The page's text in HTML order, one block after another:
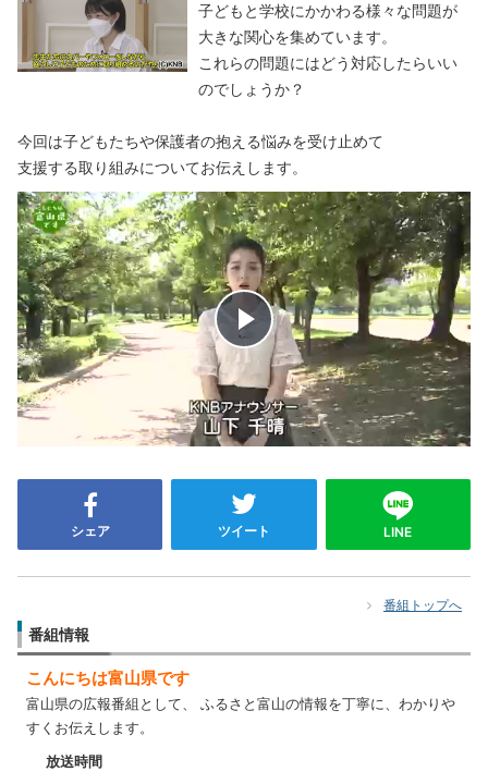
子どもと学校にかかわる様々な問題が
大きな関心を集めています。
これらの問題にはどう対応したらいい
のでしょうか？
今回は子どもたちや保護者の抱える悩みを受け止めて
支援する取り組みについてお伝えします。
シェア ツイート LINE
番組トップへ
番組情報
こんにちは富山県です
富山県の広報番組として、 ふるさと富山の情報を丁寧に、わかりや
すくお伝えします。
放送時間